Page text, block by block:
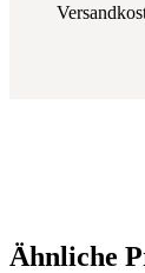
Ähnliche